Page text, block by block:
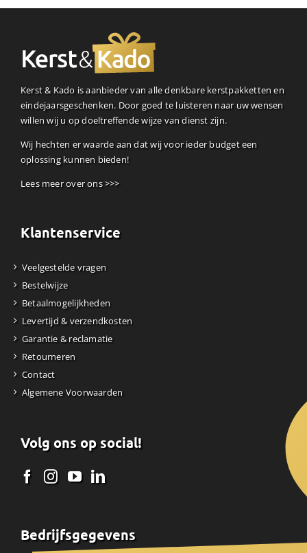
Kerst & Kado is aanbieder van alle denkbare kerstpakketten en
eindejaarsgeschenken. Door goed te luisteren naar uw wensen
willen wij u op doeltreffende wijze van dienst zijn.
Wij hechten er waarde aan dat wij voor ieder budget een
oplossing kunnen bieden!
Lees meer over ons >>>
Klantenservice
Veelgestelde vragen
Bestelwijze
Betaalmogelijkheden
Levertijd & verzendkosten
Garantie & reclamatie
Retourneren
Contact
Algemene Voorwaarden
Volg ons op social!
Bedrijfsgegevens